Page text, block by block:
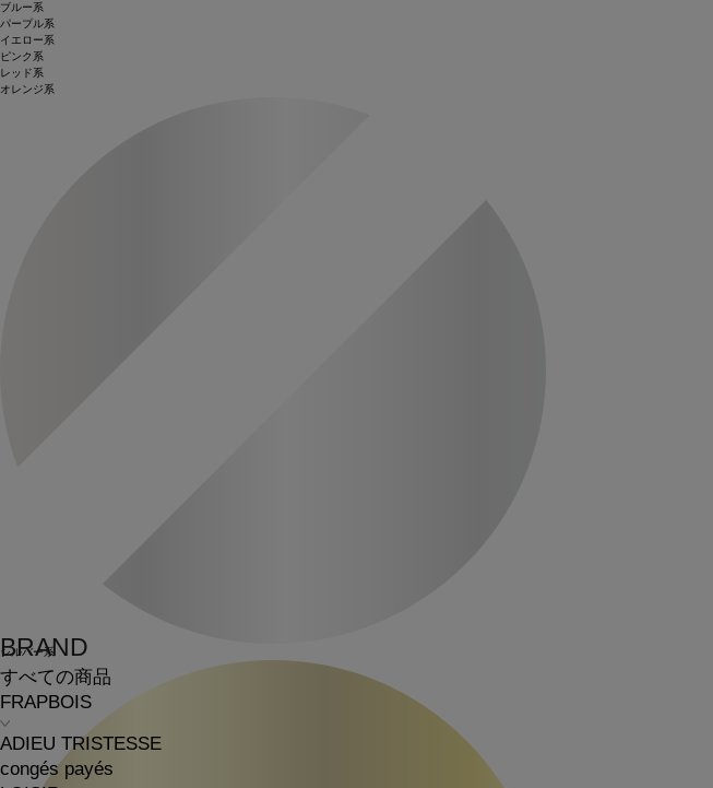
BRAND
すべての商品
FRAPBOIS
ADIEU TRISTESSE
congés payés
ブルー系
パープル系
イエロー系
ピンク系
レッド系
オレンジ系
シルバー系